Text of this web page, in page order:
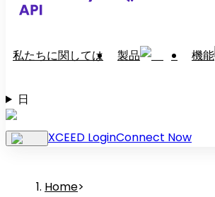
私たちに関しては 製品 機能
日
XCEED LoginConnect Now
Home>